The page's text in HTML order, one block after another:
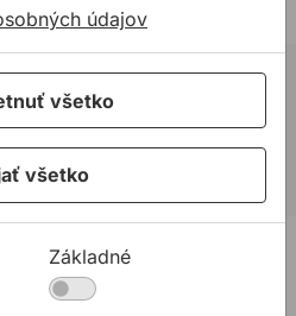
h)
dosky
údajov
všetko
všetko
Základné